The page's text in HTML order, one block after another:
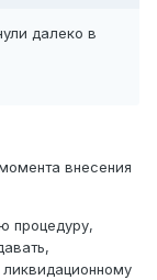
далеко в
внесения
процедуру,